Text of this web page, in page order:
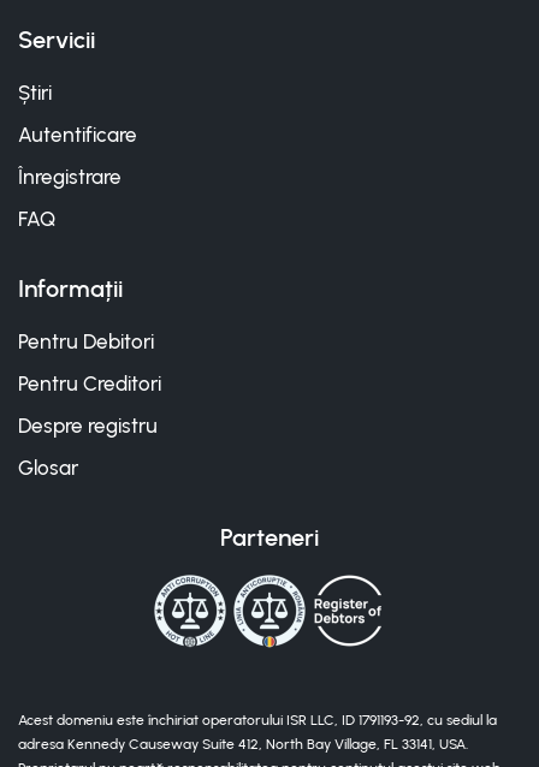
Servicii
Știri
Autentificare
Înregistrare
FAQ
Informații
Pentru Debitori
Pentru Creditori
Despre registru
Glosar
Parteneri
Acest domeniu este închiriat operatorului ISR LLC, ID 1791193-92, cu sediul la
adresa Kennedy Causeway Suite 412, North Bay Village, FL 33141, USA.